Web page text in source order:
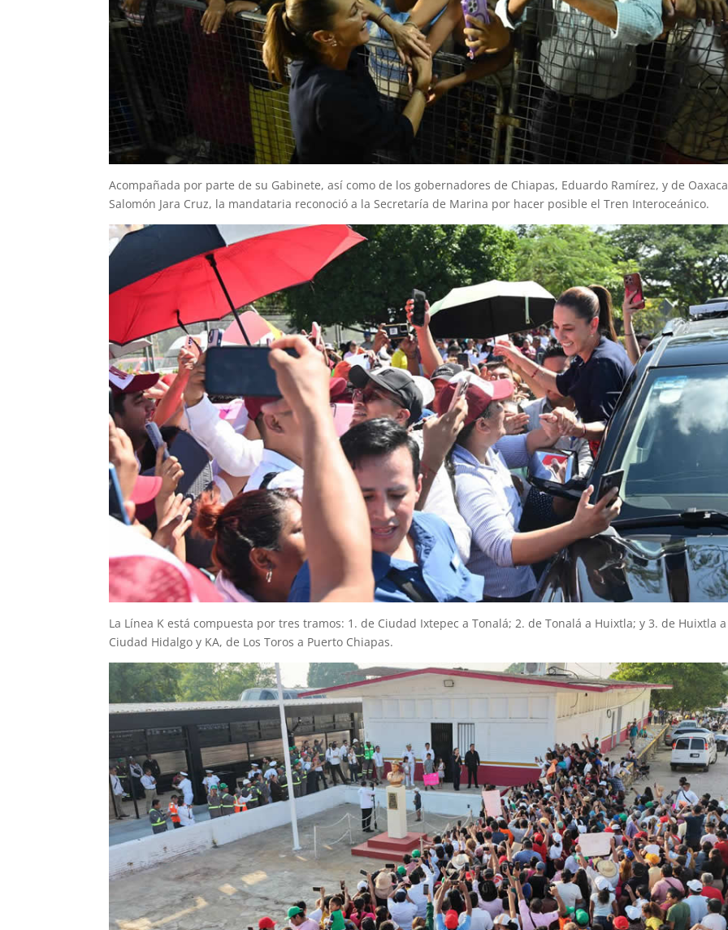
Acompañada por parte de su Gabinete, así como de los gobernadores de Chiapas, Eduardo Ramírez, y de
Salomón Jara Cruz, la mandataria reconoció a la Secretaría de Marina por hacer posible el Tren Interoceánico.
La Línea K está compuesta por tres tramos: 1. de Ciudad Ixtepec a Tonalá; 2. de Tonalá a Huixtla; y 3. de Huixtla a
Ciudad Hidalgo y KA, de Los Toros a Puerto Chiapas.